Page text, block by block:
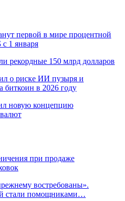
первой в мире процентной
1 января
рекордные 150 млрд долларов
о риске ИИ пузыря и
в 2026 году
новую концепцию
при продаже
востребованы».
стали помощниками…